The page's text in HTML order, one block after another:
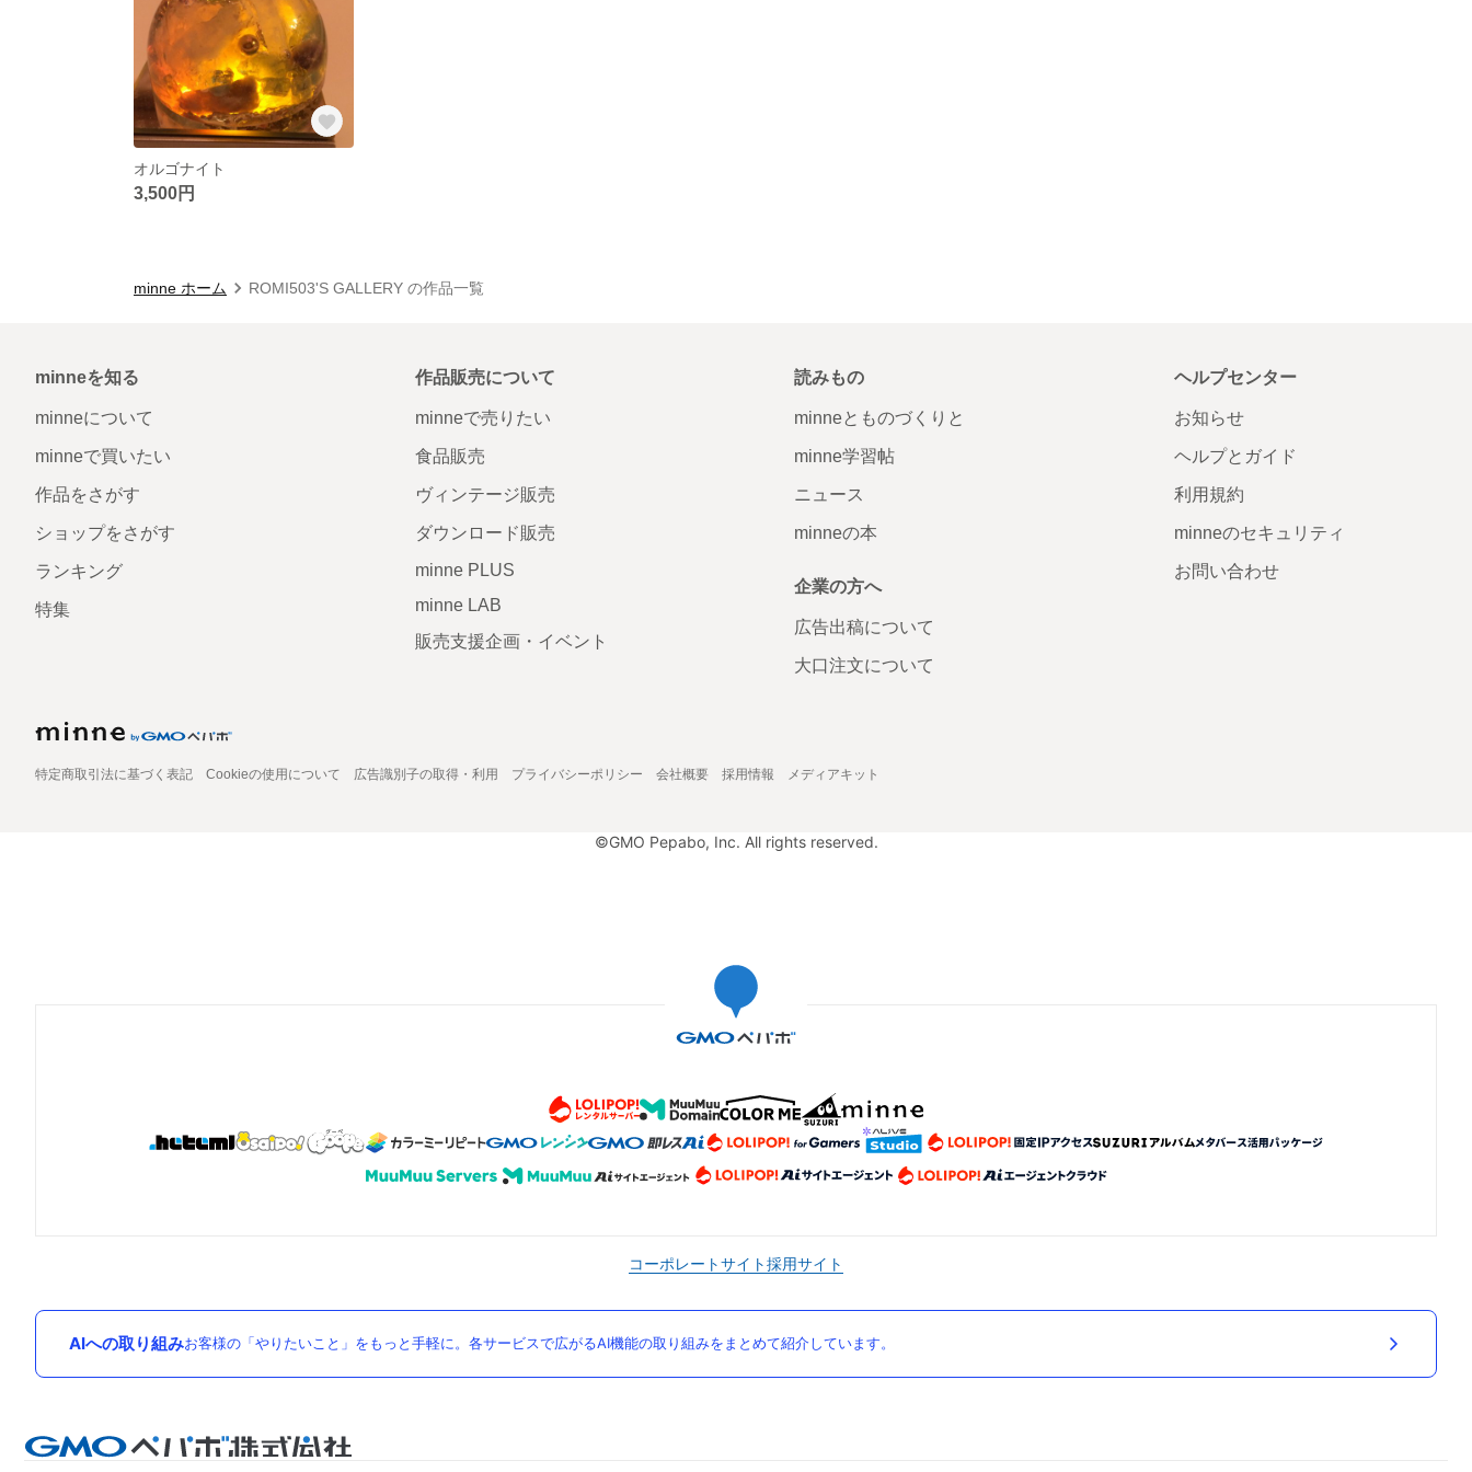
オルゴナイト
3,500円
minne ホーム ROMI503'S GALLERY の作品一覧
minneを知る
minneについて
minneで買いたい
作品をさがす
ショップをさがす
ランキング
特集
作品販売について
minneで売りたい
食品販売
ヴィンテージ販売
ダウンロード販売
minne PLUS
minne LAB
販売支援企画・イベント
読みもの
minneとものづくりと
minne学習帖
ニュース
minneの本
企業の方へ
広告出稿について
大口注文について
ヘルプセンター
お知らせ
ヘルプとガイド
利用規約
minneのセキュリティ
お問い合わせ
特定商取引法に基づく表記 Cookieの使用について 広告識別子の取得・利用 プライバシーポリシー 会社概要 採用情報 メディアキット
©GMO Pepabo, Inc. All rights reserved.
コーポレートサイト採用サイト
AIへの取り組みお客様の「やりたいこと」をもっと手軽に。各サービスで広がるAI機能の取り組みをまとめて紹介しています。